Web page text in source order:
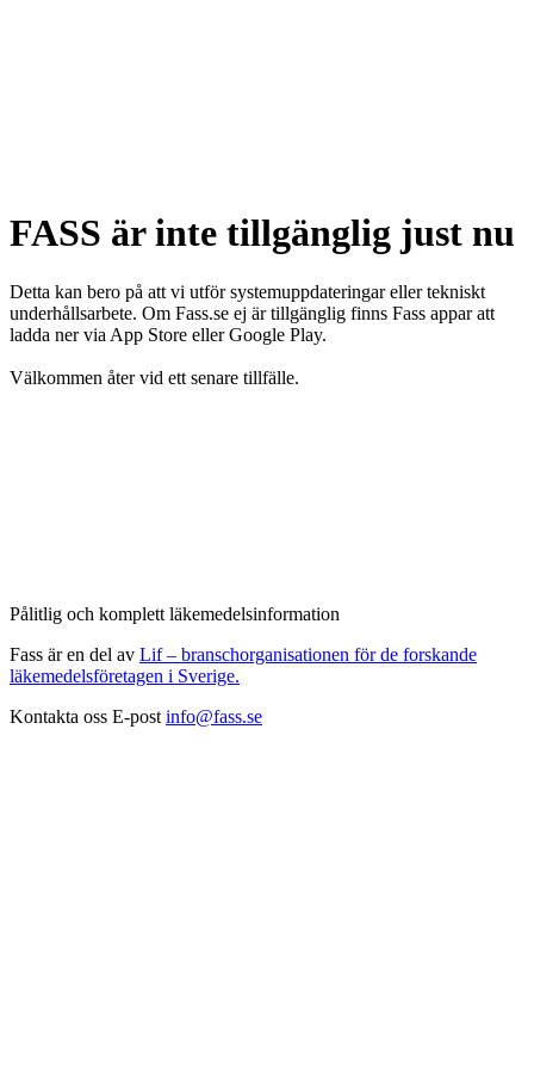
FASS är inte tillgänglig just nu
Detta kan bero på att vi utför systemuppdateringar eller tekniskt
underhållsarbete. Om Fass.se ej är tillgänglig finns Fass appar att
ladda ner via App Store eller Google Play.
Välkommen åter vid ett senare tillfälle.
Pålitlig och komplett läkemedelsinformation
Fass är en del av Lif – branschorganisationen för de forskande
läkemedelsföretagen i Sverige.
Kontakta oss E-post info@fass.se